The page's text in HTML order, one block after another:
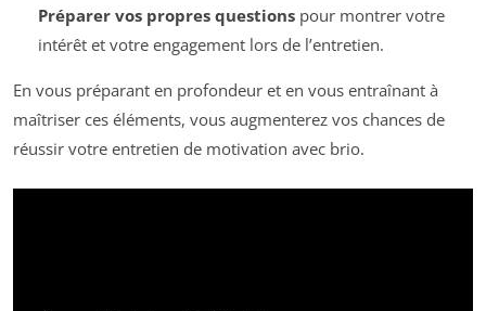
Préparer vos propres questionspour montrer votre
intérêt et votre engagement lors de l’entretien.
En vous préparant en profondeur et en vous entraînant à
maîtriser ces éléments, vous augmenterez vos chances de
réussir votre entretien de motivation avec brio.